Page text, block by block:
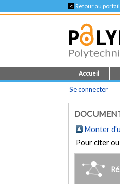
< Retour au
Accueil
Se connecter
Monter
Pour citer